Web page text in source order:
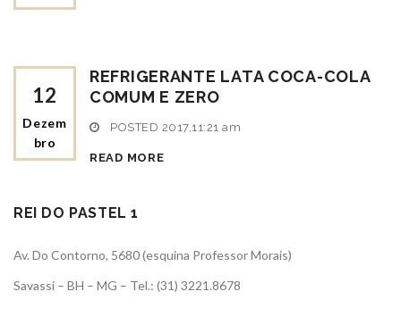
12
Dezem
Bro
REFRIGERANTE LATA COCA-COLA
COMUM E ZERO
POSTED 2017,11:21 am
READ MORE
REI DO PASTEL 1
Av. Do Contorno, 5680 (esquina Professor Morais)
Savassi – BH – MG – Tel.: (31) 3221.8678